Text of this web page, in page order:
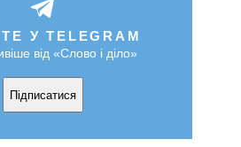
У TELEGRAM
від «Слово і діло»
Підписатися